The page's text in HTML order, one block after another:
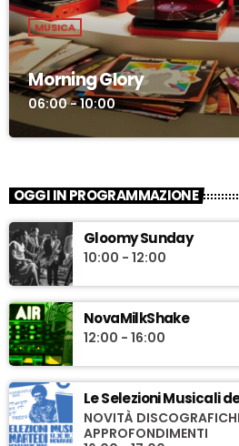
MUSICA
Morning Glory
06:00 - 10:00
OGGI IN PROGRAMMAZIONE
Gloomy Sunday
10:00 - 12:00
NovaMilkShake
12:00 - 16:00
Le Selezioni Musicali
NOVITÀ
APPROFONDIMENTI